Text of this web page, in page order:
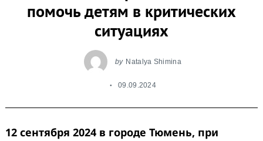
помочь детям в критических
ситуациях
by Natalya Shimina
09.09.2024
12 сентября 2024 в городе Тюмень, при